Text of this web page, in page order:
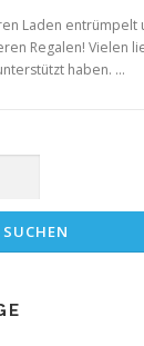
Laden entrümpelt
Regalen! Vielen
haben. …